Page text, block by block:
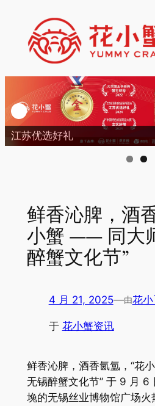
鲜香沁脾，酒
小蟹 —— 同大
醉蟹文化节”
4 月 21, 2025—由花小
于 花小蟹资讯
鲜香沁脾，酒香氤氲，“花
无锡醉蟹文化节” 于 9 月 6
堍的无锡丝业博物馆广场